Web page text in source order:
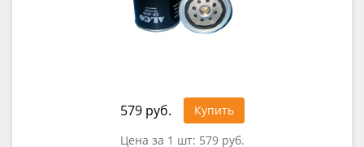
579 руб.
Купить
Цена за 1 шт: 579 руб.